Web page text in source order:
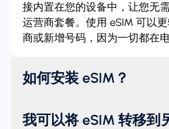
接内置在您的设备中，让您无
运营商套餐。使用 eSIM 可以
商或新增号码，因为一切都在
如何安装 eSIM？
我可以将 eSIM 转移到